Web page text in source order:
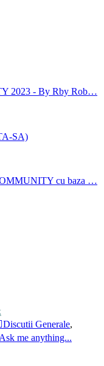
2023 - By Rby Rob…
SA)
cu baza …
Discutii Generale,
me anything...